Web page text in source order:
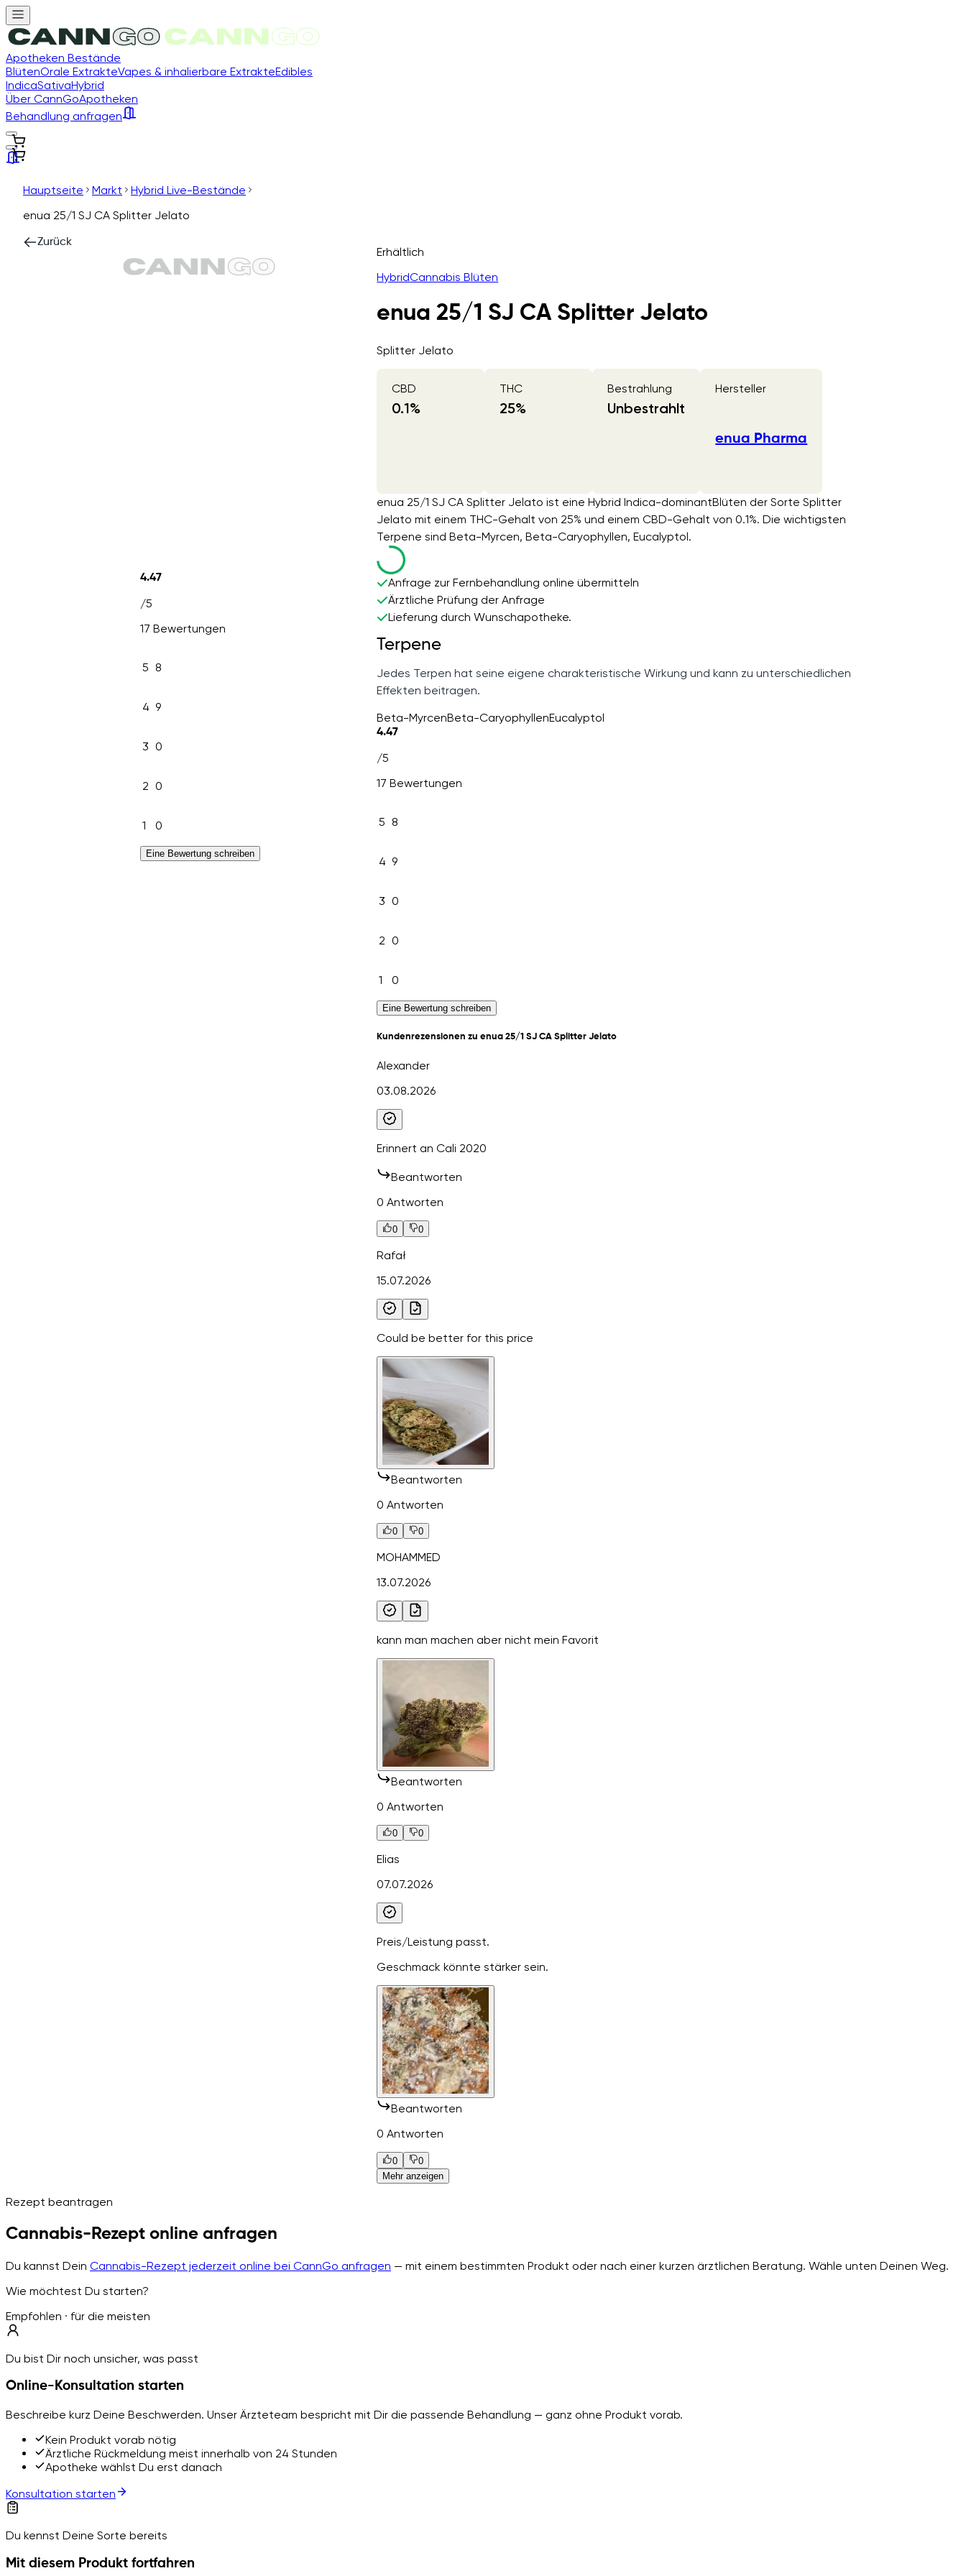
Apotheken Bestände
BlütenOrale ExtrakteVapes & inhalierbare ExtrakteEdibles
IndicaSativaHybrid
Über CannGoApotheken
Behandlung anfragen
Hauptseite Markt
Hybrid Live-Bestände
enua 25/1 SJ CA Splitter Jelato
Zurück
4.47
/5
17 Bewertungen
5 8
4 9
3 0
2 0
1 0
Eine Bewertung schreiben
Erhältlich
HybridCannabis Blüten
enua 25/1 SJ CA Splitter Jelato
Splitter Jelato
CBD
0.1%
THC
25%
Bestrahlung
Unbestrahlt
Hersteller
enua Pharma
enua 25/1 SJ CA Splitter Jelato ist eine Hybrid Indica-dominantBlüten der Sorte Splitter
Jelato mit einem THC-Gehalt von 25% und einem CBD-Gehalt von 0.1%. Die wichtigsten
Terpene sind Beta-Myrcen, Beta-Caryophyllen, Eucalyptol.
Anfrage zur Fernbehandlung online übermitteln
Ärztliche Prüfung der Anfrage
Lieferung durch Wunschapotheke.
Terpene
Jedes Terpen hat seine eigene charakteristische Wirkung und kann zu unterschiedlichen
Effekten beitragen.
Beta-MyrcenBeta-CaryophyllenEucalyptol
4.47
/5
17 Bewertungen
5 8
4 9
3 0
2 0
1 0
Eine Bewertung schreiben
Kundenrezensionen zu enua 25/1 SJ CA Splitter Jelato
Alexander
03.08.2026
Erinnert an Cali 2020
Beantworten
0 Antworten
0 0
Rafał
15.07.2026
Could be better for this price
Beantworten
0 Antworten
0 0
MOHAMMED
13.07.2026
kann man machen aber nicht mein Favorit
Beantworten
0 Antworten
0 0
Elias
07.07.2026
Preis/Leistung passt.
Geschmack könnte stärker sein.
Beantworten
0 Antworten
0
0
Mehr anzeigen
Rezept beantragen
Cannabis-Rezept online anfragen
Du kannst Dein Cannabis-Rezept jederzeit online bei CannGo anfragen — mit einem bestimmten Produkt oder nach einer kurzen ärztlichen Beratung. Wähle unten Deinen Weg.
Wie möchtest Du starten?
Empfohlen · für die meisten
Du bist Dir noch unsicher, was passt
Online-Konsultation starten
Beschreibe kurz Deine Beschwerden. Unser Ärzteteam bespricht mit Dir die passende Behandlung — ganz ohne Produkt vorab.
Kein Produkt vorab nötig
Ärztliche Rückmeldung meist innerhalb von 24 Stunden
Apotheke wählst Du erst danach
Konsultation starten
Du kennst Deine Sorte bereits
Mit diesem Produkt fortfahren